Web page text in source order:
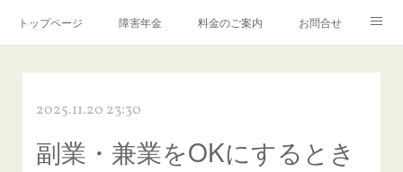
トップページ 障害年金 料金のご案内 お問合せ
2025.11.20 23:30
副業・兼業をOKにするとき